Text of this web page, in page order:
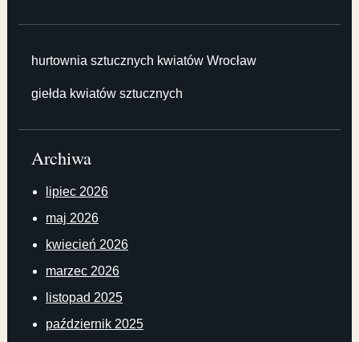
hurtownia sztucznych kwiatów Wrocław
giełda kwiatów sztucznych
Archiwa
lipiec 2026
maj 2026
kwiecień 2026
marzec 2026
listopad 2025
październik 2025